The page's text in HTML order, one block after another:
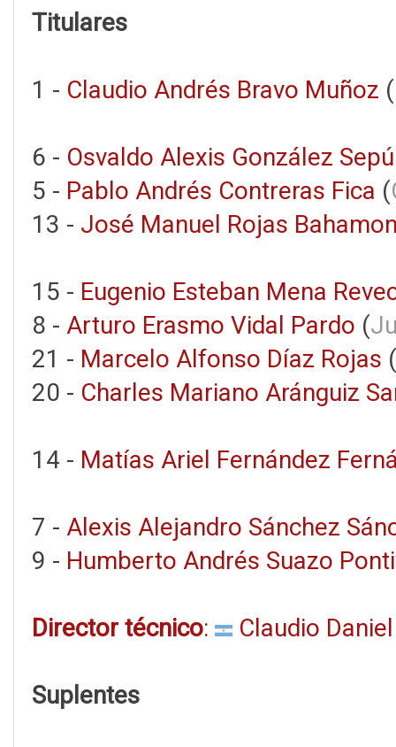
Titulares
1 - Claudio Andrés Bravo Muñoz (
6 - Osvaldo Alexis González
5 - Pablo Andrés Contreras Fica (
13 - José Manuel Rojas
15 - Eugenio Esteban Mena
8 - Arturo Erasmo Vidal Pardo (
21 - Marcelo Alfonso Díaz Rojas (
20 - Charles Mariano Aránguiz
14 - Matías Ariel Fernández
7 - Alexis Alejandro Sánchez
9 - Humberto Andrés Suazo
Director técnico: Claudio
Suplentes